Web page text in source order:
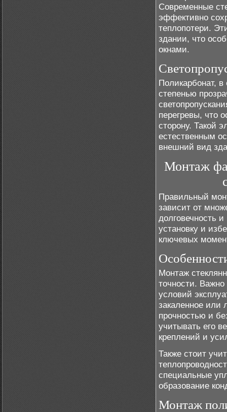
Современные
эффективно
теплопотери.
здании, что
окнами.
Поликарбонат,
степенью
перегревы, что
сторону. Такой
естественным
внешний вид
Монтаж
Правильный
зависит от
долговечность
установку и
ключевых
Монтаж
точности. Важно
условий
закаленное или
прочностью и
учитывать его
креплений и
Также стоит
специальные
образование
Монтаж